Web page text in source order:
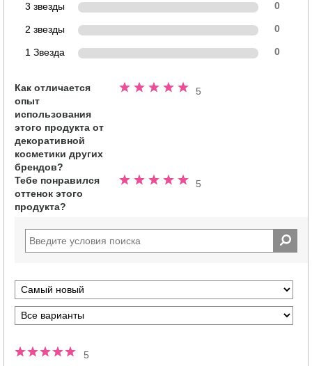
3 звезды 0
2 звезды 0
1 Звезда 0
Как отличается
опыт
использования
этого продукта от
декоративной
косметики других
брендов?
5
Номинальный
Тебе понравился
оттенок этого
продукта?
5
Номинальный
5
звезд
5